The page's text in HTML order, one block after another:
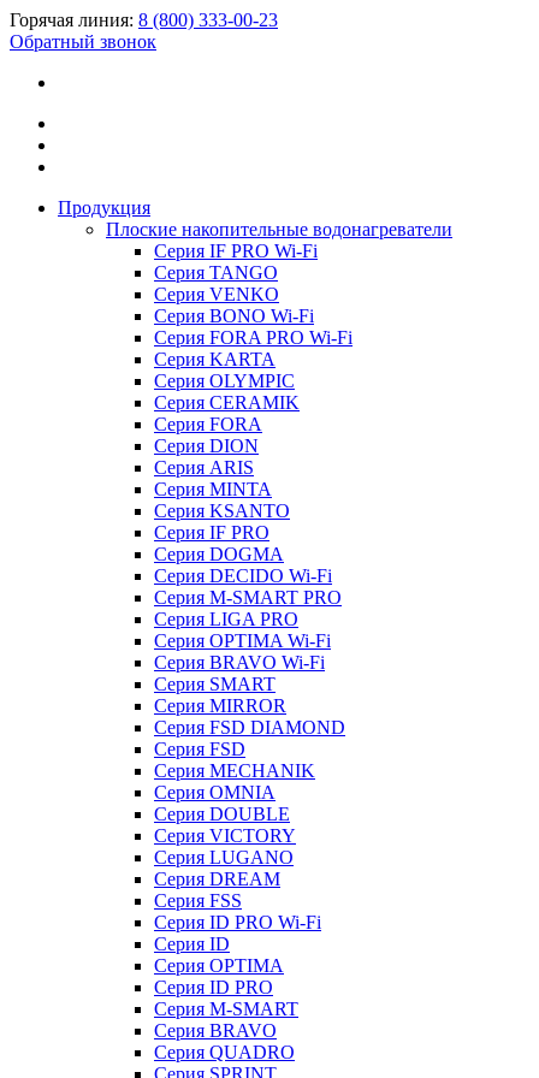
Горячая линия: 8 (800) 333-00-23
Обратный звонок
Продукция
Плоские накопительные водонагреватели
Серия IF PRO Wi-Fi
Серия TANGO
Серия VENKO
Серия BONO Wi-Fi
Серия FORA PRO Wi-Fi
Серия KARTA
Серия OLYMPIC
Серия CERAMIK
Серия FORA
Серия DION
Серия ARIS
Серия MINTA
Серия KSANTO
Серия IF PRO
Серия DOGMA
Серия DECIDO Wi-Fi
Серия M-SMART PRO
Серия LIGA PRO
Серия OPTIMA Wi-Fi
Серия BRAVO Wi-Fi
Серия SMART
Серия MIRROR
Серия FSD DIAMOND
Серия FSD
Серия MECHANIK
Серия OMNIA
Серия DOUBLE
Серия VICTORY
Серия LUGANO
Серия DREAM
Серия FSS
Серия ID PRO Wi-Fi
Серия ID
Серия OPTIMA
Серия ID PRO
Серия M-SMART
Серия BRAVO
Серия QUADRO
Серия SPRINT